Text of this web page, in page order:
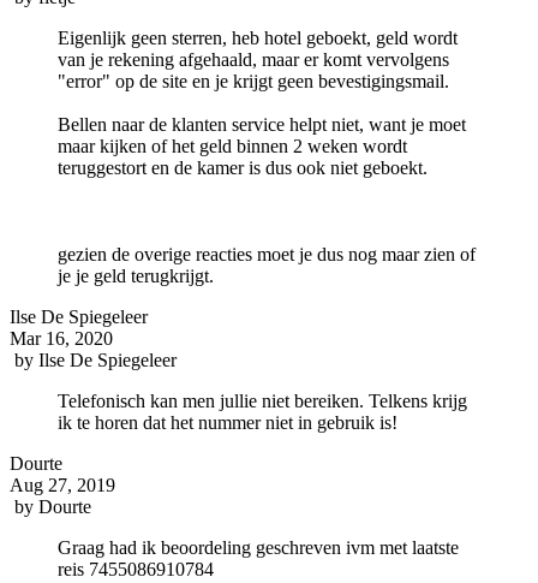
Eigenlijk geen sterren, heb hotel geboekt, geld wordt
van je rekening afgehaald, maar er komt vervolgens
"error" op de site en je krijgt geen bevestigingsmail.
Bellen naar de klanten service helpt niet, want je moet
maar kijken of het geld binnen 2 weken wordt
teruggestort en de kamer is dus ook niet geboekt.
gezien de overige reacties moet je dus nog maar zien of
je je geld terugkrijgt.
Ilse De Spiegeleer
Mar 16, 2020
by Ilse De Spiegeleer
Telefonisch kan men jullie niet bereiken. Telkens krijg
ik te horen dat het nummer niet in gebruik is!
Dourte
Aug 27, 2019
by Dourte
Graag had ik beoordeling geschreven ivm met laatste
reis 7455086910784